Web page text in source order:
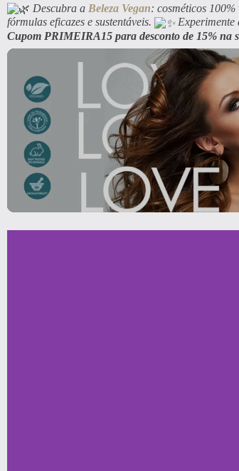
Descubra a Beleza Vegan: cosméticos
fórmulas eficazes e sustentáveis.
Experimente
Cupom PRIMEIRA15 para desconto de 15% na